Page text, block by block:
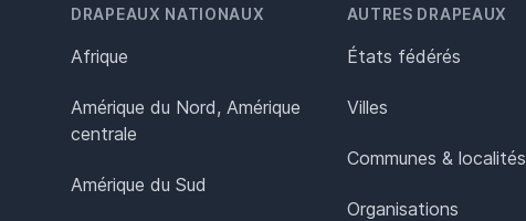
DRAPEAUX NATIONAUX
Afrique
Amérique du Nord, Amérique
centrale
Amérique du Sud
AUTRES DRAPEAUX
États fédérés
Villes
Communes & localités
Organisations